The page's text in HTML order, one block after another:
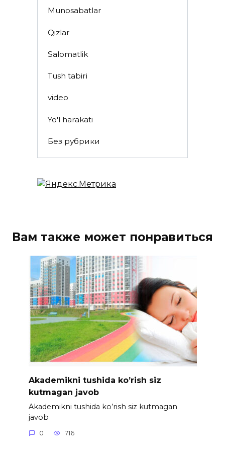
Munosabatlar
Qizlar
Salomatlik
Tush tabiri
video
Yo'l harakati
Без рубрики
Вам также может понравиться
Akademikni tushida ko’rish siz
kutmagan javob
Akademikni tushida ko’rish siz kutmagan
javob
0 716